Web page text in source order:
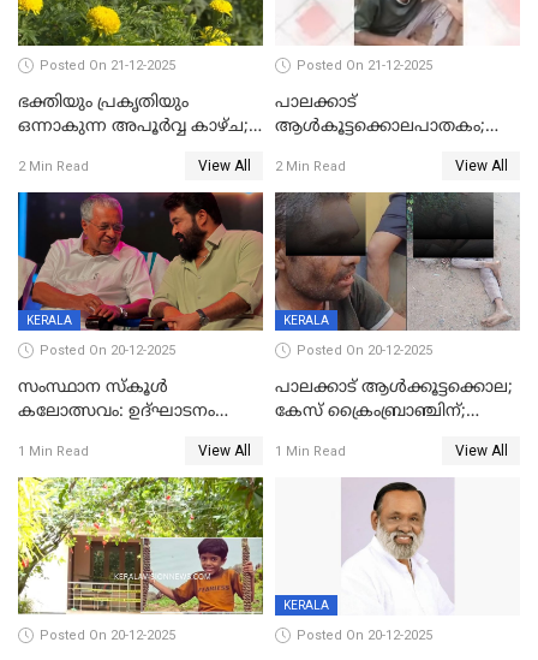
Posted On 21-12-2025
ഭക്തിയും പ്രകൃതിയും
ഒന്നാകുന്ന അപൂര്‍വ്വ കാഴ്ച;
കാഴ്ചാനുഭവമൊരുക്കി
ശബരീ നന്ദനം
2 Min Read View All
Posted On 21-12-2025
പാലക്കാട്‌
ആൾകൂട്ടക്കൊലപാതകം;
ഊർജ്ജിതമാക്കിമാക്കി
ക്രൈംബ്രാഞ്ച്
2 Min Read View All
KERALA
Posted On 20-12-2025
സംസ്ഥാന സ്കൂൾ
കലോത്സവം: ഉദ്ഘാടനം
മുഖ്യാതിഥിയായി
മോഹൻലാൽ
1 Min Read View All
KERALA
Posted On 20-12-2025
പാലക്കാട് ആൾക്കൂട്ടക്കൊല;
കേസ് ക്രൈംബ്രാഞ്ചിന്;
അന്വേഷിക്കും
1 Min Read View All
Posted On 20-12-2025
KERALA
Posted On 20-12-2025